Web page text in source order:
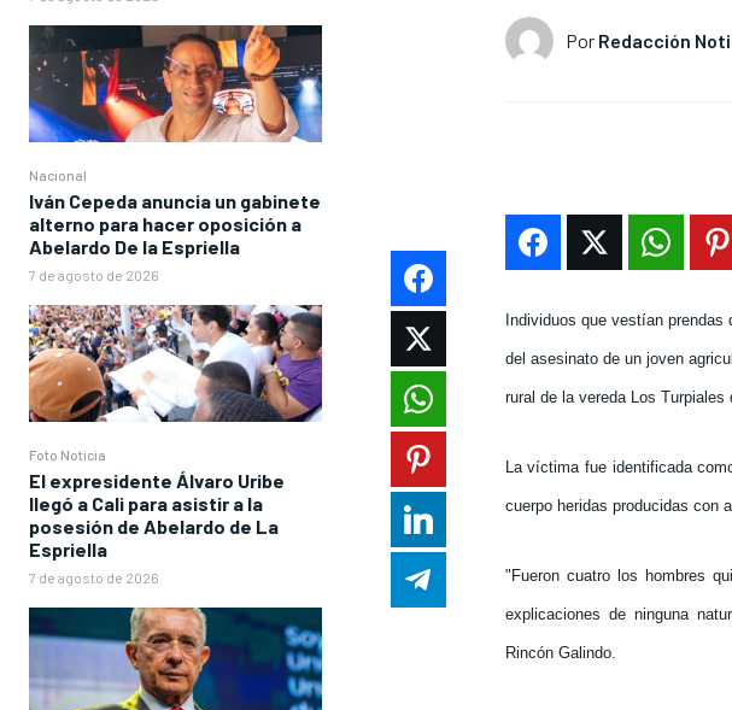
Nacional
Iván Cepeda anuncia un gabinete
alterno para hacer oposición a
Abelardo De la Espriella
7 de agosto de 2026
Foto Noticia
El expresidente Álvaro Uribe
llegó a Cali para asistir a la
posesión de Abelardo de La
Espriella
7 de agosto de 2026
Por Redacción
Individuos que vestían
del asesinato de un joven
rural de la vereda Los Turpiales
La víctima fue identificada
cuerpo heridas producidas con
"Fueron cuatro los hombres
explicaciones de ninguna
Rincón Galindo.